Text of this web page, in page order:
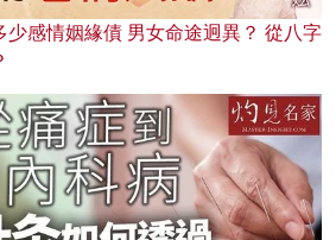
少感情姻緣債 男女命途迥異？ 從八字